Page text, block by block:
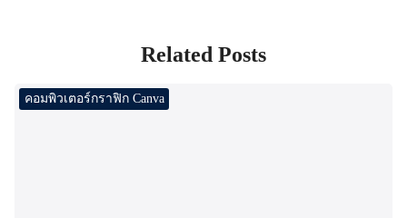
Related Posts
คอมพิวเตอร์กราฟิก Canva